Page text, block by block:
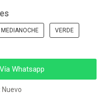
MEDIANOCHE VERDE
Whatsapp
Nuevo